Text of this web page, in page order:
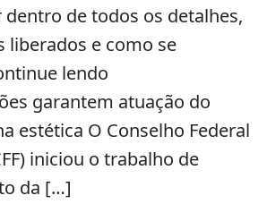
de todos os detalhes,
liberados e como se
lendo
garantem atuação do
estética O Conselho Federal
iniciou o trabalho de
da […]